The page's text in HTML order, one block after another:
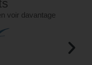
voir davantage